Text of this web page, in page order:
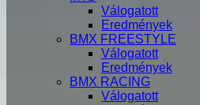
Válogatott
Eredmények
BMX FREESTYLE
Válogatott
Eredmények
BMX RACING
Válogatott